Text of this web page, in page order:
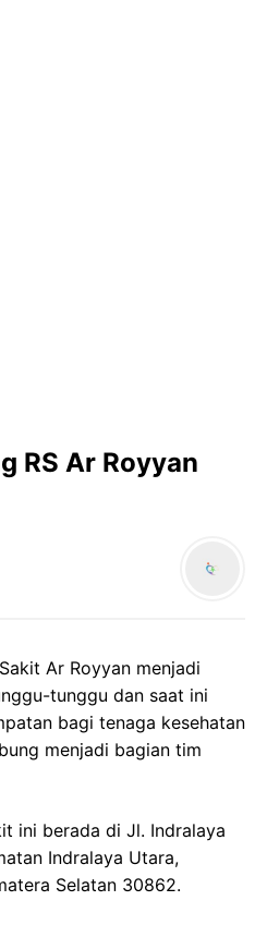
RS Ar Royyan
Ar Royyan menjadi
tunggu dan saat ini
bagi tenaga kesehatan
menjadi bagian tim
ini berada di Jl. Indralaya
Indralaya Utara,
Selatan 30862.